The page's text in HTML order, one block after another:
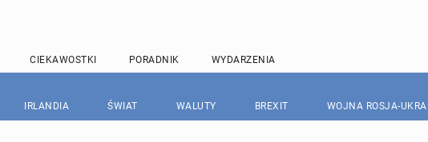
CIEKAWOSTKI PORADNIK WYDARZENIA
IRLANDIA ŚWIAT WALUTY BREXIT WOJNA ROSJA-